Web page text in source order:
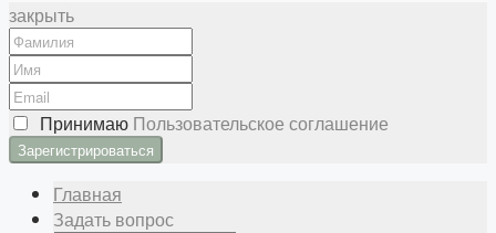
закрыть
Принимаю Пользовательское соглашение
Главная
Задать вопрос